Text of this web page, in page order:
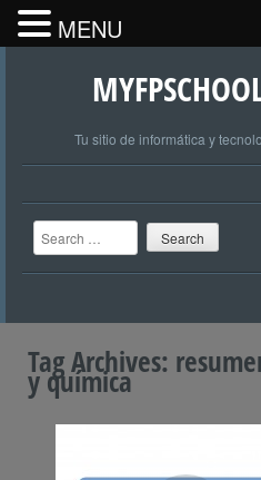
Tu sitio de informática y
Search
Tag Archives:
y química
MENU